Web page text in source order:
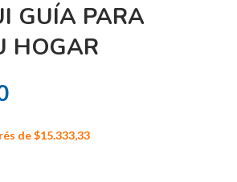
GUÍA PARA
HOGAR
de$15.333,33